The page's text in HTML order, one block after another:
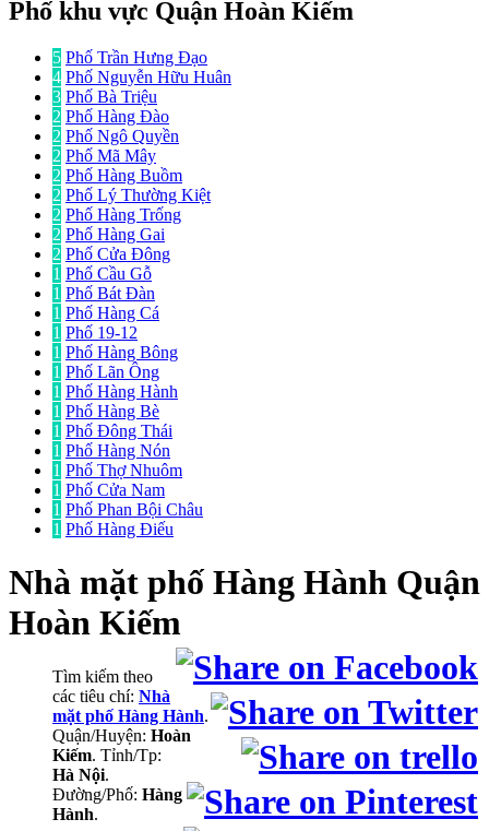
Phố khu vực Quận Hoàn Kiếm
5 Phố Trần Hưng Đạo
4 Phố Nguyễn Hữu Huân
3 Phố Bà Triệu
2 Phố Hàng Đào
2 Phố Ngô Quyền
2 Phố Mã Mây
2 Phố Hàng Buồm
2 Phố Lý Thường Kiệt
2 Phố Hàng Trống
2 Phố Hàng Gai
2 Phố Cửa Đông
1 Phố Cầu Gỗ
1 Phố Bát Đàn
1 Phố Hàng Cá
1 Phố 19-12
1 Phố Hàng Bông
1 Phố Lãn Ông
1 Phố Hàng Hành
1 Phố Hàng Bè
1 Phố Đông Thái
1 Phố Hàng Nón
1 Phố Thợ Nhuôm
1 Phố Cửa Nam
1 Phố Phan Bội Châu
1 Phố Hàng Điếu
Nhà mặt phố Hàng Hành Quận
Hoàn Kiếm
Tìm kiếm theo
các tiêu chí: Nhà
mặt phố Hàng Hành.
Quận/Huyện: Hoàn
Kiếm. Tỉnh/Tp:
Hà Nội.
Đường/Phố: Hàng
Hành.